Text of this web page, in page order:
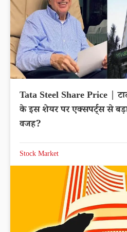
Tata Steel Share Price |
के इस शेयर पर एक्सपर्ट्स से बड़ा
वजह?
Stock Market